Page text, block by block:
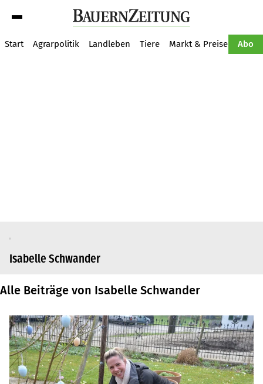
Start Agrarpolitik Landleben Tiere Markt & Preise Abo
Isabelle Schwander
Alle Beiträge von Isabelle Schwander